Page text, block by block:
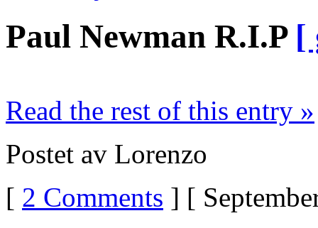
Paul Newman R.I.P [
Read the rest of this entry »
Postet av Lorenzo
[ 2 Comments ] [